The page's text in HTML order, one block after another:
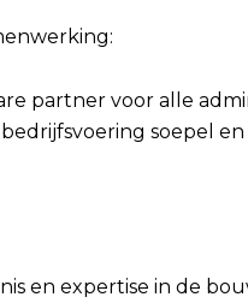
partner voor alle
soepel en
en expertise in de